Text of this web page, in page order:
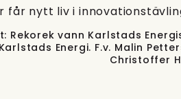
Rekorek vann Karlstads
Karlstads Energi. F.v. Malin
Christoffer